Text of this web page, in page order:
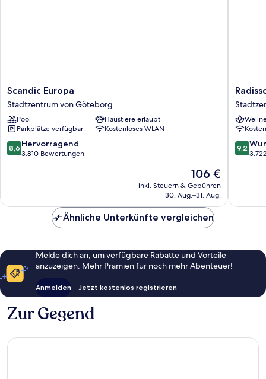
Scandic
Europa
Stadtzentrum
von
Göteborg
Scandic Europa
Stadtzentrum von Göteborg
Pool
Haustiere erlaubt
Parkplätze verfügbar
Kostenloses WLAN
8.6
von
8,6 Hervorragend
3.810 Bewertungen
Der
Preis
beträgt
106 €
inkl. Steuern & Gebühren
30. Aug.–31. Aug.
Blu
Hotel
von
9.2
von
9,2
Ähnliche Unterkünfte vergleichen
Melde dich an, um verfügbare Rabatte und Vorteile
anzuzeigen. Mehr Prämien für noch mehr Abenteuer!
Anmelden Jetzt kostenlos registrieren
Zur Gegend